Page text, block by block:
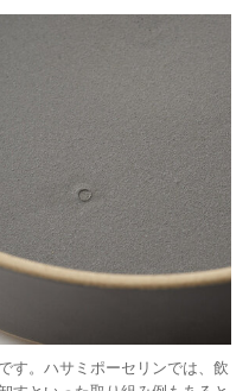
す。ハサミポーセリンでは、飲